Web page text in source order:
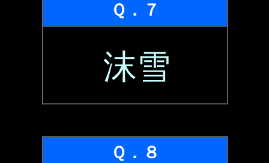
Ｑ．７
沫雪
Ｑ．８